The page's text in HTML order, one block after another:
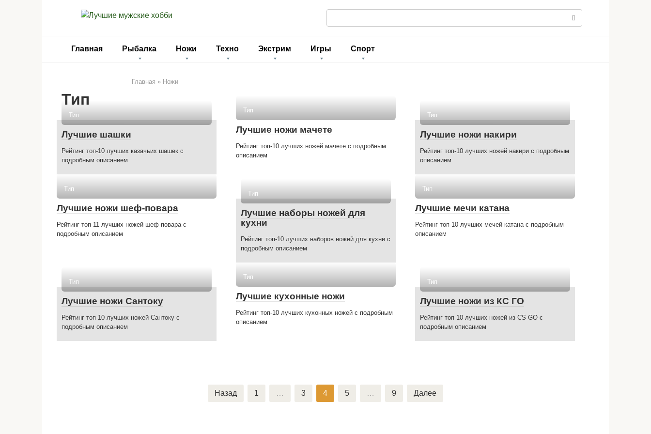
о
с
Главная Рыбалка Ножи Техно Экстрим Игры Спорт
Главная » Ножи
Тип
Тип
Лучшие шашки
Рейтинг топ-10 лучших казачьих шашек с
подробным описанием
Тип
Лучшие ножи мачете
Рейтинг топ-10 лучших ножей мачете с подробным
описанием
Тип
Лучшие ножи накири
Рейтинг топ-10 лучших ножей накири с подробным
описанием
Тип
Лучшие ножи шеф-повара
Рейтинг топ-11 лучших ножей шеф-повара с
подробным описанием
Тип
Лучшие наборы ножей для
кухни
Рейтинг топ-10 лучших наборов ножей для кухни с
подробным описанием
Тип
Лучшие мечи катана
Рейтинг топ-10 лучших мечей катана с подробным
описанием
Тип
Лучшие ножи Сантоку
Рейтинг топ-10 лучших ножей Сантоку с
подробным описанием
Тип
Лучшие кухонные ножи
Рейтинг топ-10 лучших кухонных ножей с подробным
описанием
Тип
Лучшие ножи из КС ГО
Рейтинг топ-10 лучших ножей из CS GO с
подробным описанием
Назад 1 … 3 4 5 … 9 Далее